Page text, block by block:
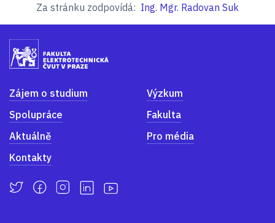
Za stránku zodpovídá: Ing. Mgr. Radovan Suk
Zájem o studium
Výzkum
Spolupráce
Fakulta
Aktuálně
Pro média
Kontakty